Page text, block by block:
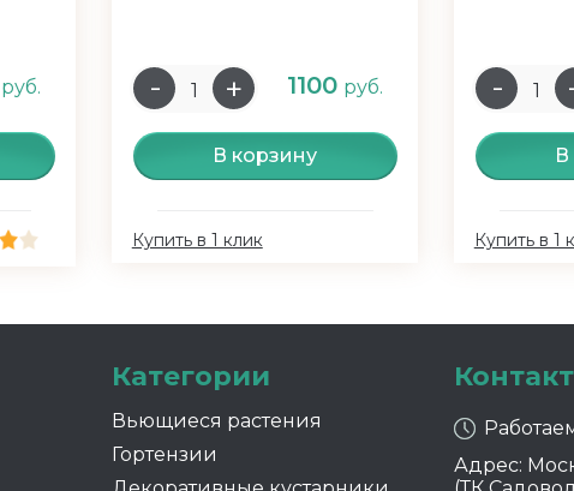
руб. 1100 руб.
В корзину
Купить в 1 клик
В
Купить в 1
Категории
Вьющиеся растения
Гортензии
Адрес: